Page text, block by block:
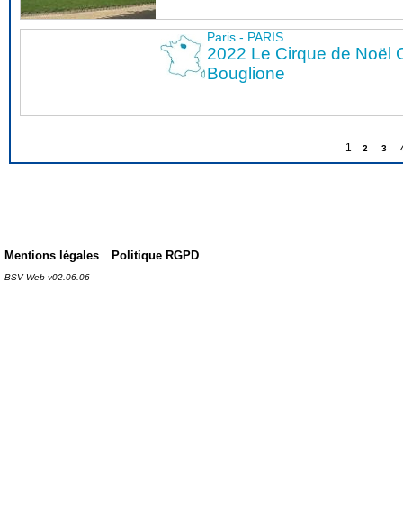
Paris - PARIS
2022 Le Cirque de Noël
Bouglione
1 2 3
Mentions légales Politique RGPD
BSV Web v02.06.06